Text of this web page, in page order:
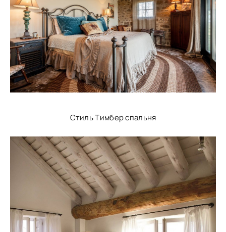
Стиль Тимбер спальня